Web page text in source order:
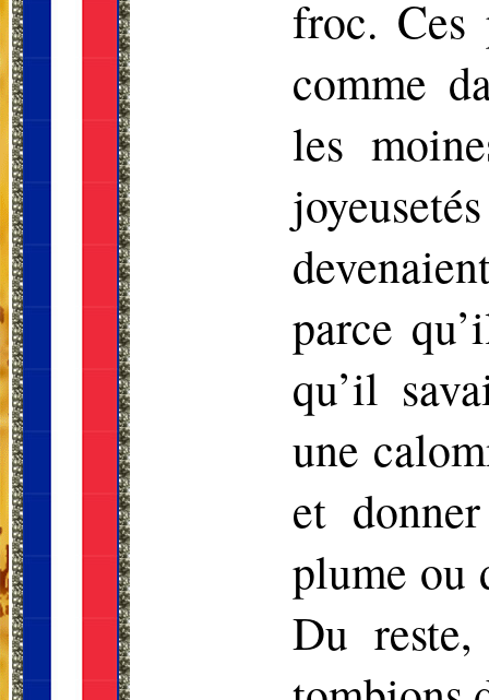
froc. Ces
comme
les
parce
qu’il
une
et
plume ou
Du